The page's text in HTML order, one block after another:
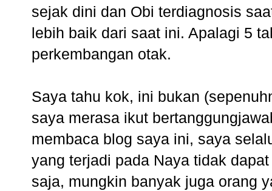
sejak dini dan Obi terdiagnosis
lebih baik dari saat ini. Apalagi 5
perkembangan otak.
Saya tahu kok, ini bukan
saya merasa ikut
membaca blog saya ini, saya
yang terjadi pada Naya tidak
saja, mungkin banyak juga orang